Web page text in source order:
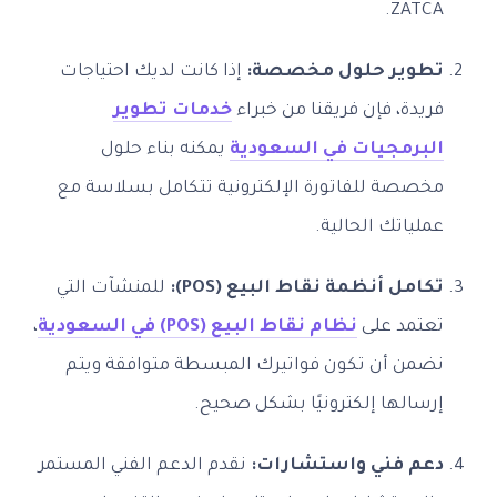
ZATCA.
تطوير حلول مخصصة: إذا كانت لديك احتياجات
فريدة، فإن فريقنا من خبراءخدمات تطوير
البرمجيات في السعودية يمكنه بناء حلول
مخصصة للفاتورة الإلكترونية تتكامل بسلاسة مع
عملياتك الحالية.
تكامل أنظمة نقاط البيع (POS): للمنشآت التي
تعتمد على نظام نقاط البيع (POS) في السعودية ،
نضمن أن تكون فواتيرك المبسطة متوافقة ويتم
إرسالها إلكترونيًا بشكل صحيح.
دعم فني واستشارات: نقدم الدعم الفني المستمر